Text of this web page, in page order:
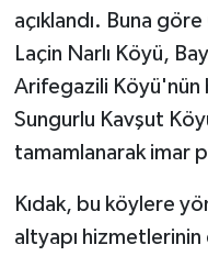
açıklandı. Buna
Laçin Narlı Köyü,
Arifegazili Köyü'nün
Sungurlu Kavşut
tamamlanarak imar
Kıdak, bu köylere
altyapı